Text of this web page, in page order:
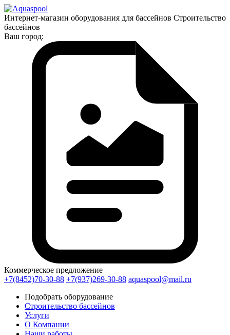
Интернет-магазин оборудования для бассейнов Строительство
бассейнов
Ваш город:
Коммерческое предложение
+7(8452)70-30-88 +7(937)269-30-88 aquaspool@mail.ru
Подобрать оборудование
Строительство бассейнов
Услуги
О Компании